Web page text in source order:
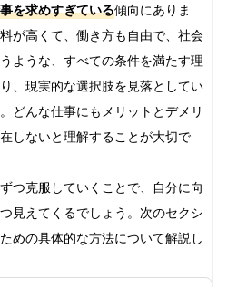
を求めすぎている傾向にありま
が高くて、働き方も自由で、社会
ような、すべての条件を満たす理
、現実的な選択肢を見落としてい
どんな仕事にもメリットとデメリ
しないと理解することが大切で
つ克服していくことで、自分に向
見えてくるでしょう。次のセクシ
めの具体的な方法について解説し